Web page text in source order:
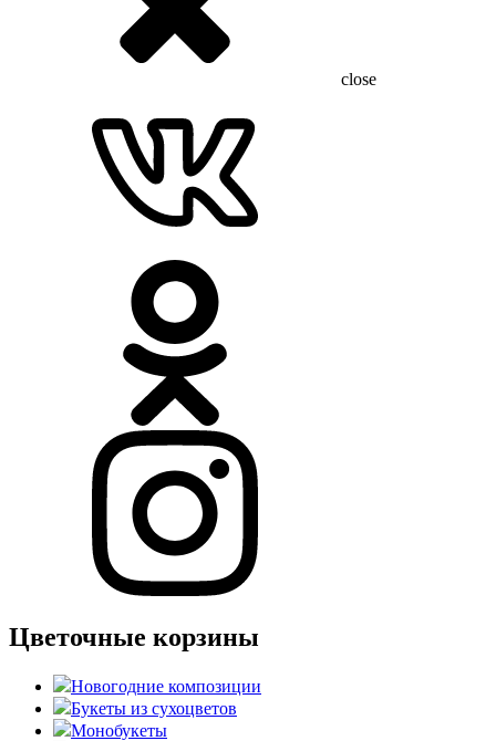
close
Цветочные корзины
Новогодние композиции
Букеты из сухоцветов
Монобукеты